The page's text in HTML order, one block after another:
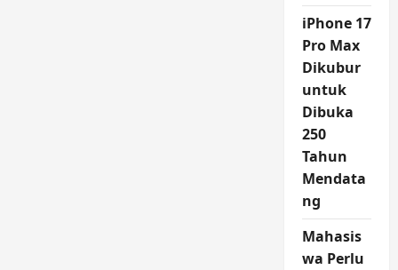
iPhone 17
Pro Max
Dikubur
untuk
Dibuka
250
Tahun
Mendata
ng
Mahasis
wa Perlu